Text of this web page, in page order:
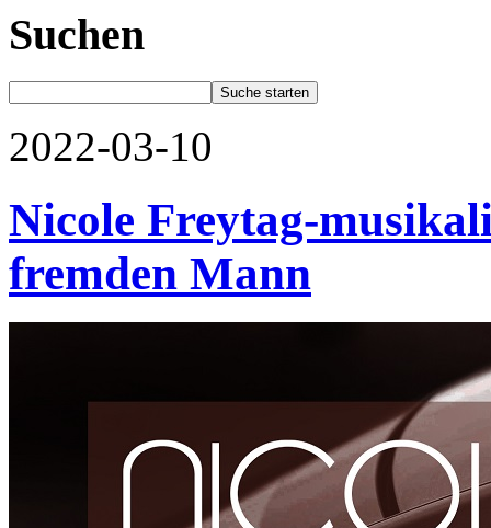
Suchen
2022-03-10
Nicole Freytag-
fremden Mann